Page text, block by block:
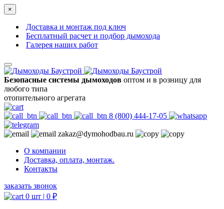
×
Доставка и монтаж под ключ
Бесплатный расчет и подбор дымохода
Галерея наших работ
Безопасные системы дымоходов оптом и в розницу для
любого типа
отопительного агрегата
8 (800) 444-17-05
zakaz@dymohodbau.ru
О компании
Доставка, оплата, монтаж.
Контакты
заказать звонок
0 шт | 0 ₽